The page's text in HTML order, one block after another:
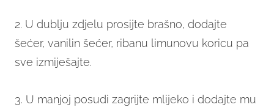
2. U dublju zdjelu prosijte brašno, dodajte
šećer, vanilin šećer, ribanu limunovu koricu pa
sve izmiješajte.
3. U manjoj posudi zagrijte mlijeko i dodajte mu